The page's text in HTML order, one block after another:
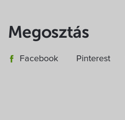
Megosztás
Facebook Pinterest